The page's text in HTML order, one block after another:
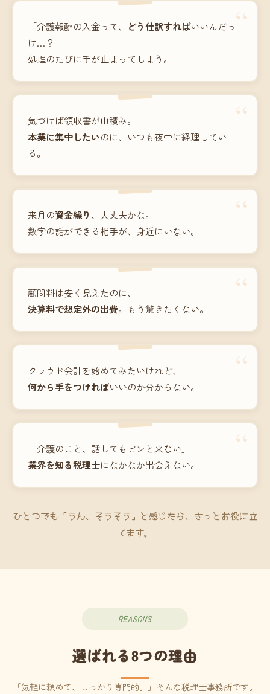
“
「介護報酬の入金って、 どう仕訳すればいいんだっ
け…？」
処理のたびに手が止まってしまう。
“
気づけば領収書が山積み。
本業に集中したいのに、いつも夜中に経理してい
る。
“
来月の資金繰り 、大丈夫かな。
数字の話ができる相手が、身近にいない。
“
顧問料は安く見えたのに、
決算料で想定外の出費。もう驚きたくない。
“
クラウド会計を始めてみたいけれど、
何から手をつければいいのか分からない。
“
「介護のこと、話してもピンと来ない」
業界を知る税理士になかなか出会えない。
ひとつでも「うん、そうそう」と感じたら、きっとお役に立
てます。
REASONS
選ばれる8つの理由
「気軽に頼めて、しっかり専門的。」そんな税理士事務所です。